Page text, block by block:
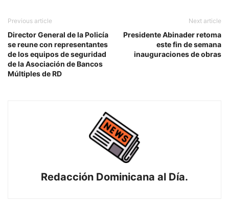
Previous article
Director General de la Policía
se reune con representantes
de los equipos de seguridad
de la Asociación de Bancos
Múltiples de RD
Next article
Presidente Abinader retoma
este fin de semana
inauguraciones de obras
Redacción Dominicana al Día.